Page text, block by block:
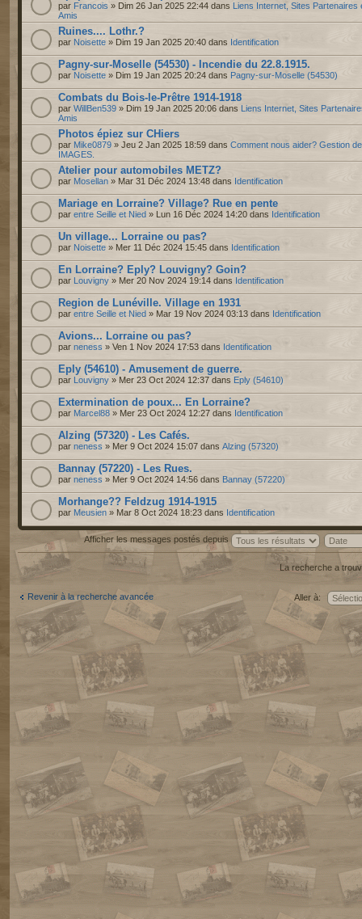
par Francois » Dim 26 Jan 2025 22:44 dans Liens Internet, Sites Partenaires
Amis
Ruines.... Lothr.?
par Noisette » Dim 19 Jan 2025 20:40 dans Identification
Pagny-sur-Moselle (54530) - Incendie du 22.8.1915.
par Noisette » Dim 19 Jan 2025 20:24 dans Pagny-sur-Moselle (54530)
Combats du Bois-le-Prêtre 1914-1918
par WillBen539 » Dim 19 Jan 2025 20:06 dans Liens Internet, Sites
Amis
Photos épiez sur CHiers
par Mike0879 » Jeu 2 Jan 2025 18:59 dans Comment nous aider? Gestion
IMAGES.
Atelier pour automobiles METZ?
par Mosellan » Mar 31 Déc 2024 13:48 dans Identification
Mariage en Lorraine? Village? Rue en pente
par entre Seille et Nied » Lun 16 Déc 2024 14:20 dans Identification
Un village... Lorraine ou pas?
par Noisette » Mer 11 Déc 2024 15:45 dans Identification
En Lorraine? Eply? Louvigny? Goin?
par Louvigny » Mer 20 Nov 2024 19:14 dans Identification
Region de Lunéville. Village en 1931
par entre Seille et Nied » Mar 19 Nov 2024 03:13 dans Identification
Avions... Lorraine ou pas?
par neness » Ven 1 Nov 2024 17:53 dans Identification
Eply (54610) - Amusement de guerre.
par Louvigny » Mer 23 Oct 2024 12:37 dans Eply (54610)
Extermination de poux... En Lorraine?
par Marcel88 » Mer 23 Oct 2024 12:27 dans Identification
Alzing (57320) - Les Cafés.
par neness » Mer 9 Oct 2024 15:07 dans Alzing (57320)
Bannay (57220) - Les Rues.
par neness » Mer 9 Oct 2024 14:56 dans Bannay (57220)
Morhange?? Feldzug 1914-1915
par Meusien » Mar 8 Oct 2024 18:23 dans Identification
Afficher les messages postés depuis
La recherche a
Revenir à la recherche avancée Aller à: